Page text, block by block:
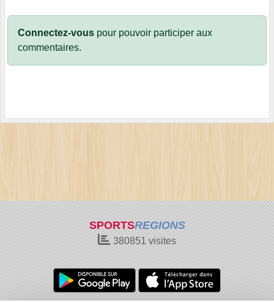
Connectez-vous pour pouvoir participer aux
commentaires.
SPORTSREGIONS
380851 visites